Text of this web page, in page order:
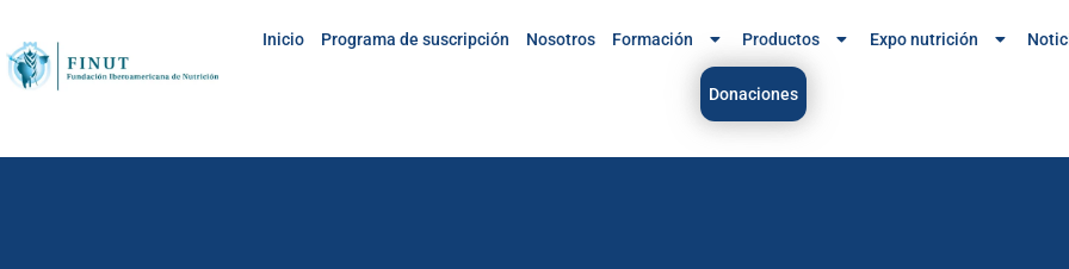
Inicio Programa de suscripción Nosotros Formación Productos Expo nutrición
Donaciones